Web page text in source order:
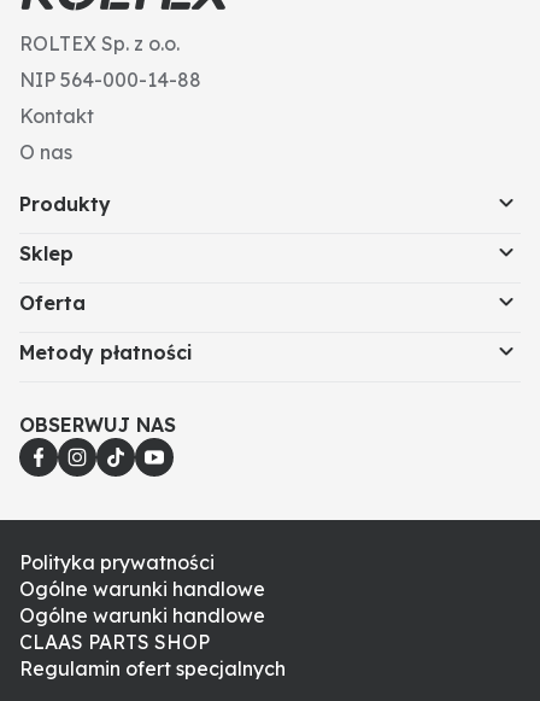
ROLTEX Sp. z o.o.
NIP 564-000-14-88
Kontakt
O nas
Produkty
Sklep
Oferta
Metody płatności
OBSERWUJ NAS
Polityka prywatności
Ogólne warunki handlowe
Ogólne warunki handlowe
CLAAS PARTS SHOP
Regulamin ofert specjalnych